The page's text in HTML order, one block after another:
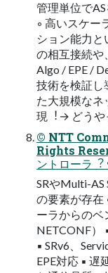
管理単位で
◦ ⾼いスケー
ション能⼒と
の相互接続や
Algo / EPE /
技術を検証し
た⼤規模なネ
現︕→ どうや
© NTT
Rights
ントローラ︖
SRやMulti-AS
の要素が存在
ーラからのベ
NETCONF）
▪ SRv6、
EPE対応 ▪ 遅